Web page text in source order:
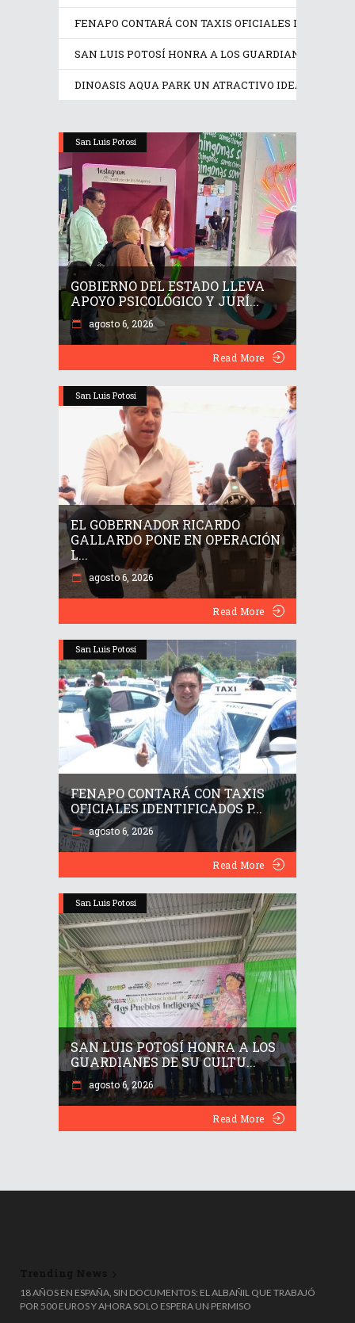
FENAPO CONTARÁ CON TAXIS OFICIALES
SAN LUIS POTOSÍ HONRA A LOS GUARDIANES DE SU
DINOASIS AQUA PARK UN ATRACTIVO IDEAL EN
San Luis Potosí
GOBIERNO DEL ESTADO LLEVA
APOYO PSICOLÓGICO Y JURÍ...
agosto 6, 2026
Read More
San Luis Potosí
EL GOBERNADOR RICARDO
GALLARDO PONE EN OPERACIÓN
L...
agosto 6, 2026
Read More
San Luis Potosí
FENAPO CONTARÁ CON TAXIS
OFICIALES IDENTIFICADOS P...
agosto 6, 2026
Read More
San Luis Potosí
SAN LUIS POTOSÍ HONRA A LOS
GUARDIANES DE SU CULTU...
agosto 6, 2026
Read More
🎟️🗑️ ¡TIRÓ UN MILLÓN DE EUROS A LA BASURA… Y LO RECUPERÓ DE
MILAGRO! 😱